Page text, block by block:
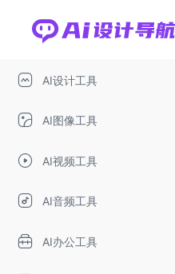
AI设计工具
AI图像工具
AI视频工具
AI音频工具
AI办公工具